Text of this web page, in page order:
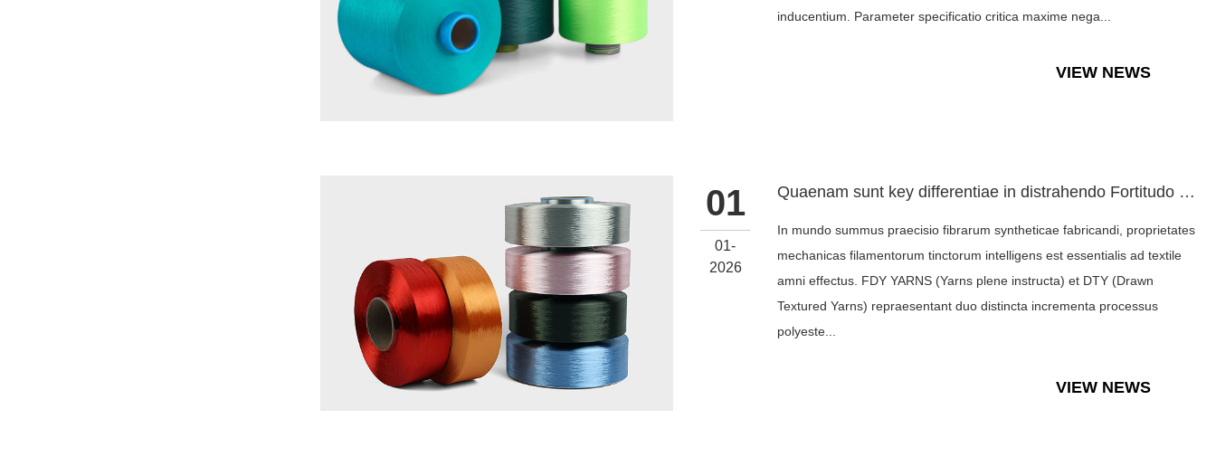
inducentium. Parameter specificatio critica maxime nega...
VIEW NEWS
01
01-
2026
Quaenam sunt key differentiae in distrahendo Fortitudo et El...
In mundo summus praecisio fibrarum syntheticae fabricandi, proprietates
mechanicas filamentorum tinctorum intelligens est essentialis ad textile
amni effectus. FDY YARNS (Yarns plene instructa) et DTY (Drawn
Textured Yarns) repraesentant duo distincta incrementa processus
polyeste...
VIEW NEWS